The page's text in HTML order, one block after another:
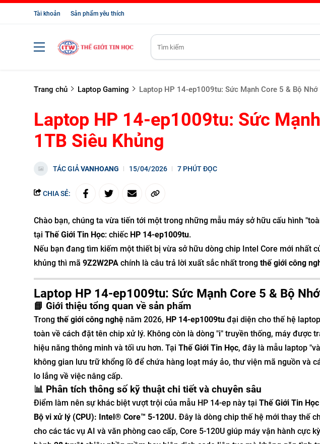
Tài khoản Sản phẩm yêu thích
Trang chủ Laptop Gaming Laptop HP 14-ep1009tu: Sức Mạnh Core 5 & Bộ Nhớ
Laptop HP 14-ep1009tu: Sức
1TB Siêu Khủng
TÁC GIẢVANHOANG 15/04/2026 7 PHÚT ĐỌC
CHIA SẺ:
Chào bạn, chúng ta vừa tiến tới một trong những mẫu máy sở hữu cấu hình
tại Thế Giới Tin Học: chiếc HP 14-ep1009tu.
Nếu bạn đang tìm kiếm một thiết bị vừa sở hữu dòng chip Intel Core mới nhất
khủng thì mã 9Z2W2PA chính là câu trả lời xuất sắc nhất trong thế giới công
Laptop HP 14-ep1009tu: Sức Mạnh Core 5 & Bộ
📘 Giới thiệu tổng quan về sản phẩm
Trong thế giới công nghệ năm 2026, HP 14-ep1009tu đại diện cho thế hệ
toàn về cách đặt tên chip xử lý. Không còn là dòng "i" truyền thống, máy được
hiệu năng thông minh và tối ưu hơn. Tại Thế Giới Tin Học, đây là mẫu laptop
không gian lưu trữ khổng lồ để chứa hàng loạt máy ảo, thư viện mã nguồn và
lo lắng về việc nâng cấp.
📊 Phân tích thông số kỹ thuật chi tiết và chuyên sâu
Điểm làm nên sự khác biệt vượt trội của mẫu HP 14-ep này tại Thế Giới Tin Học
Bộ vi xử lý (CPU): Intel® Core™ 5-120U. Đây là dòng chip thế hệ mới thay thế
cho các tác vụ AI và văn phòng cao cấp, Core 5-120U giúp máy vận hành cực